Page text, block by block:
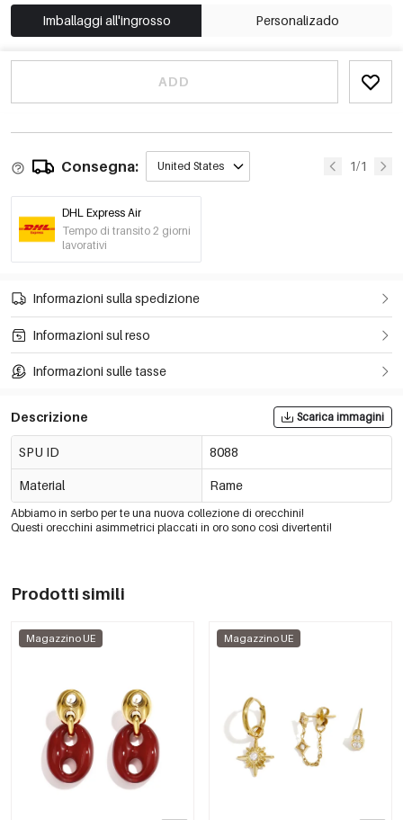
Imballaggi all'ingrosso Personalizado
ADD
Consegna: United States 1/1
DHL Express Air
Tempo di transito 2 giorni
lavorativi
Informazioni sulla spedizione
Informazioni sul reso
Informazioni sulle tasse
Descrizione Scarica immagini
SPU ID 8088
Material Rame
Abbiamo in serbo per te una nuova collezione di orecchini!
Questi orecchini asimmetrici placcati in oro sono così divertenti!
Prodotti simili
Magazzino UE Magazzino UE